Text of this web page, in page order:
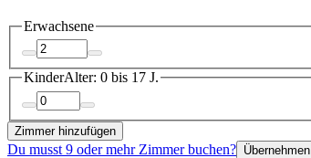
Erwachsene
KinderAlter: 0 bis 17 J.
Zimmer hinzufügen
Du musst 9 oder mehr Zimmer buchen? Übernehmen